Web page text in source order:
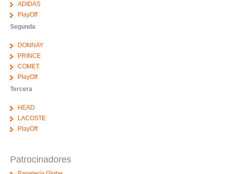
ADIDAS
PlayOff
Segunda
DONNAY
PRINCE
COMET
PlayOff
Tercera
HEAD
LACOSTE
PlayOff
Patrocinadores